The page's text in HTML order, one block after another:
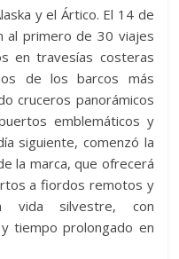
y el Ártico. El 14 de
al primero de 30 viajes
en travesías costeras
de los barcos más
cruceros panorámicos
emblemáticos y
siguiente, comenzó la
la marca, que ofrecerá
a fiordos remotos y
vida silvestre, con
tiempo prolongado en